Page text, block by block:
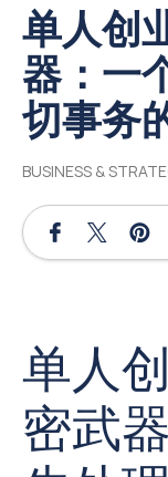
单人创
器：一
切事务
BUSINESS &
单人
密武